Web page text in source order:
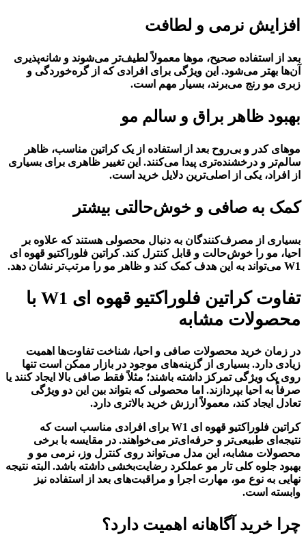
افزایش نرمی و لطافت
بعد از استفاده صحیح، موها معمولاً لطیف‌تر می‌شوند و شانه‌پذیری
آن‌ها بهتر می‌شود. این ویژگی برای افرادی که از گره‌خوردگی و
زبری مو رنج می‌برند، بسیار مهم است.
بهبود ظاهر براق و سالم مو
موهای کدر و بی‌روح بعد از استفاده از یک کراتین مناسب، ظاهر
سالم‌تر و درخشنده‌تری پیدا می‌کنند. این تغییر ظاهری برای بسیاری
از افراد، یکی از اصلی‌ترین دلایل خرید است.
کمک به صافی و خوش‌حالتی بیشتر
بسیاری از مصرف‌کنندگان به دنبال محصولی هستند که علاوه بر
احیا، مو را خوش‌حالت و قابل کنترل کند. کراتین فلوراکتیو قهوه ای
W1 می‌تواند به این هدف کمک کند و ظاهر مو را مرتب‌تر نشان دهد.
تفاوت کراتین فلوراکتیو قهوه ای W1 با
محصولات مشابه
در زمان خرید محصولات صافی و احیا، شناخت تفاوت‌ها اهمیت
زیادی دارد. بسیاری از گزینه‌های موجود در بازار ممکن است تنها
روی یک ویژگی تمرکز داشته باشند؛ مثلاً فقط صافی بالا ایجاد کنند یا
صرفاً به احیا بپردازند. اما محصولی که بتواند بین این دو ویژگی
تعادل ایجاد کند، معمولاً ارزش خرید بالاتری دارد.
کراتین فلوراکتیو قهوه ای W1 برای افرادی مناسب است که
نتیجه‌ای طبیعی‌تر و حرفه‌ای‌تر می‌خواهند. در مقایسه با برخی
محصولات مشابه، این مدل می‌تواند روی کنترل وز، نرمی مو و
بهبود جلوه کلی تار مو عملکرد رضایت‌بخشی داشته باشد. البته نتیجه
نهایی به نوع مو، مهارت اجرا و مراقبت‌های بعد از استفاده نیز
وابسته است.
چرا خرید آگاهانه اهمیت دارد؟